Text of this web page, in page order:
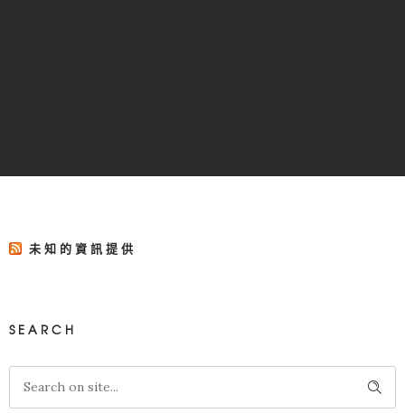
未知的資訊提供
SEARCH